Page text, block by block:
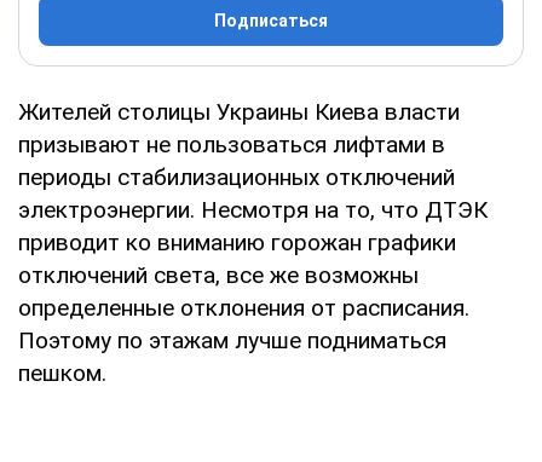
Подписаться
Жителей столицы Украины Киева власти
призывают не пользоваться лифтами в
периоды стабилизационных отключений
электроэнергии. Несмотря на то, что ДТЭК
приводит ко вниманию горожан графики
отключений света, все же возможны
определенные отклонения от расписания.
Поэтому по этажам лучше подниматься
пешком.